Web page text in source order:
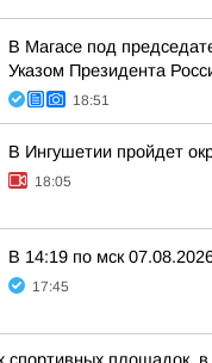
В Магасе под
Указом Президента
18:51
В Ингушетии пройдет
18:05
В 14:19 по мск
17:45